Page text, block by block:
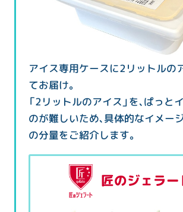
アイス専用ケースに2リットルの
てお届け。
「2リットルのアイス」を、ぱっと
のが難しいため、具体的なイメー
の分量をご紹介します。
匠のジェラー